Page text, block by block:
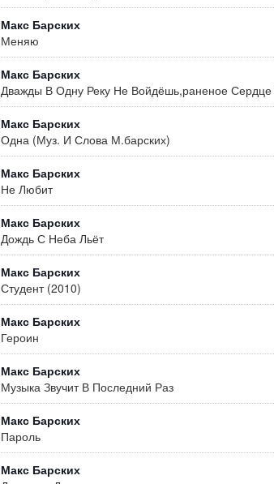
Макс Барских
Меняю
Макс Барских
Макс Барских
Одна (Муз. И Слова М.барских)
Макс Барских
Не Любит
Макс Барских
Дождь С Неба Льёт
Макс Барских
Студент (2010)
Макс Барских
Героин
Макс Барских
Музыка Звучит В Последний Раз
Макс Барских
Пароль
Макс Барских